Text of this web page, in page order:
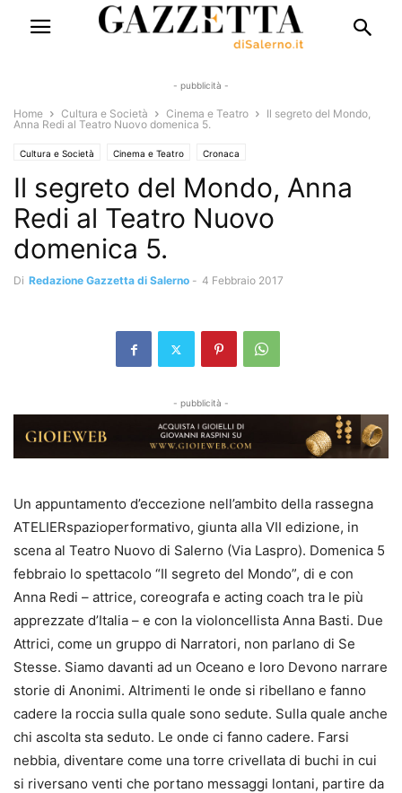
- pubblicità -
Home Cultura e Società Cinema e Teatro
Il segreto del Mondo,
Anna Redi al Teatro Nuovo domenica 5.
Cultura e Società Cinema e Teatro Cronaca
Il segreto del Mondo, Anna
Redi al Teatro Nuovo
domenica 5.
Di Redazione Gazzetta di Salerno - 4 Febbraio 2017
- pubblicità -
Un appuntamento d’eccezione nell’ambito della rassegna
ATELIERspazioperformativo, giunta alla VII edizione, in
scena al Teatro Nuovo di Salerno (Via Laspro). Domenica 5
febbraio lo spettacolo “Il segreto del Mondo”, di e con
Anna Redi – attrice, coreografa e acting coach tra le più
apprezzate d’Italia – e con la violoncellista Anna Basti. Due
Attrici, come un gruppo di Narratori, non parlano di Se
Stesse. Siamo davanti ad un Oceano e loro Devono narrare
storie di Anonimi. Altrimenti le onde si ribellano e fanno
cadere la roccia sulla quale sono sedute. Sulla quale anche
chi ascolta sta seduto. Le onde ci fanno cadere. Farsi
nebbia, diventare come una torre crivellata di buchi in cui
si riversano venti che portano messaggi lontani, partire da